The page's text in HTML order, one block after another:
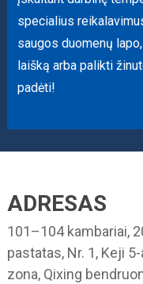
specialius
saugos duomenų
laišką arba palikti
padėti!
ADRESAS
101–104 kambariai,
pastatas, Nr. 1, Keji
zona, Qixing